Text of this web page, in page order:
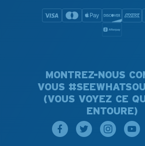
MONTREZ-NOUS
VOUS
(VOUS VOYEZ CE
ENTOURE)